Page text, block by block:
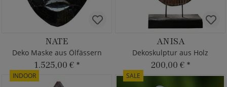
NATE
Deko Maske aus Ölfässern
1.525,00 € *
ANISA
Dekoskulptur aus Holz
200,00 € *
INDOOR SALE